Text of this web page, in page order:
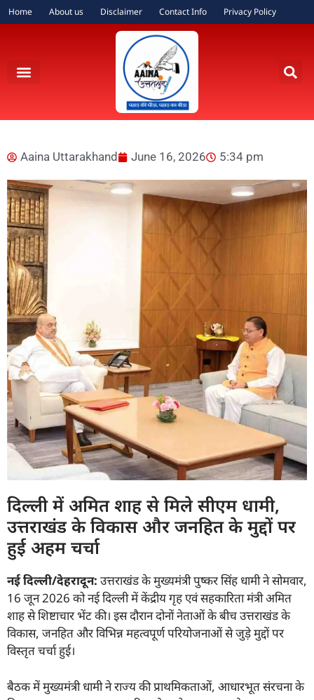
Home About us Disclaimer Contact Info Privacy Policy
Aaina Uttarakhand June 16, 2026 5:34 pm
दिल्ली में अमित शाह से मिले सीएम धामी,
उत्तराखंड के विकास और जनहित के मुद्दों पर
हुई अहम चर्चा
नई दिल्ली/देहरादून: उत्तराखंड के मुख्यमंत्री पुष्कर सिंह धामी ने सोमवार,
16 जून 2026 को नई दिल्ली में केंद्रीय गृह एवं सहकारिता मंत्री अमित
शाह से शिष्टाचार भेंट की। इस दौरान दोनों नेताओं के बीच उत्तराखंड के
विकास, जनहित और विभिन्न महत्वपूर्ण परियोजनाओं से जुड़े मुद्दों पर
विस्तृत चर्चा हुई।
बैठक में मुख्यमंत्री धामी ने राज्य की प्राथमिकताओं, आधारभूत संरचना के